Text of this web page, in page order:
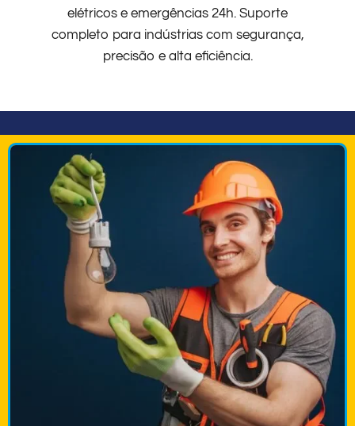
elétricos e emergências 24h. Suporte
completo para indústrias com segurança,
precisão e alta eficiência.